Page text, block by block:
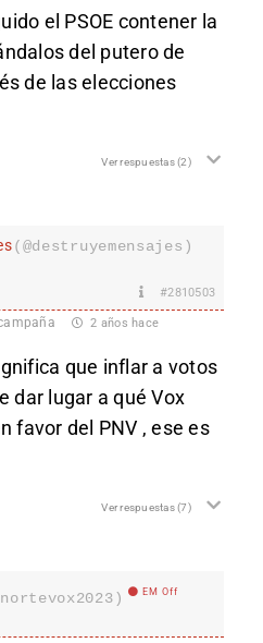
el PSOE contener la
del putero de
de las elecciones
Ver respuestas(2)
(@destruyemensajes)
#2810503
2 años hace
que inflar a votos
dar lugar a qué Vox
favor del PNV , ese es
Ver respuestas(7)
EM Off